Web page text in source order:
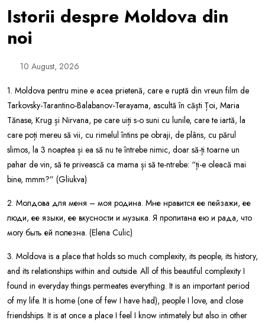
Istorii despre Moldova din
noi
10 August, 2026
1. Moldova pentru mine e acea prietenă, care e ruptă din vreun film de
Tarkovsky-Tarantino-Balabanov-Terayama, ascultă în căști Țoi, Maria
Tănase, Krug și Nirvana, pe care uiți s-o suni cu lunile, care te iartă, la
care poți mereu să vii, cu rimelul întins pe obraji, de plâns, cu părul
slimos, la 3 noaptea și ea să nu te întrebe nimic, doar să-ți toarne un
pahar de vin, să te privească ca mama și să te-ntrebe: “ți-e oleacă mai
bine, mmm?” (Gliukva)
2. Молдова для меня – моя родина. Мне нравится ее пейзажи, ее
люди, ее языки, ее вкусности и музыка. Я пропитана ею и рада, что
могу быть ей полезна. (Elena Culic)
3. Moldova is a place that holds so much complexity, its people, its history,
and its relationships within and outside. All of this beautiful complexity I
found in everyday things permeates everything. It is an important period
of my life. It is home (one of few I have had), people I love, and close
friendships. It is at once a place I feel I know intimately but also in other